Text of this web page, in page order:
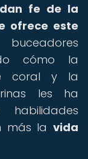
fe de la
ofrece este
cómo la
coral y la
les ha
más la vida